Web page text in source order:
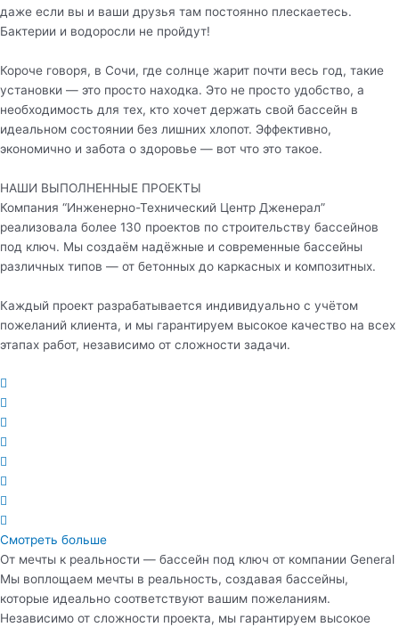
даже если вы и ваши друзья там постоянно плескаетесь.
Бактерии и водоросли не пройдут!
Короче говоря, в Сочи, где солнце жарит почти весь год, такие
установки — это просто находка. Это не просто удобство, а
необходимость для тех, кто хочет держать свой бассейн в
идеальном состоянии без лишних хлопот. Эффективно,
экономично и забота о здоровье — вот что это такое.
НАШИ ВЫПОЛНЕННЫЕ ПРОЕКТЫ
Компания “Инженерно-Технический Центр Дженерал”
реализовала более 130 проектов по строительству бассейнов
под ключ. Мы создаём надёжные и современные бассейны
различных типов — от бетонных до каркасных и композитных.
Каждый проект разрабатывается индивидуально с учётом
пожеланий клиента, и мы гарантируем высокое качество на всех
этапах работ, независимо от сложности задачи.
Смотреть больше
От мечты к реальности — бассейн под ключ от компании General
Мы воплощаем мечты в реальность, создавая бассейны,
которые идеально соответствуют вашим пожеланиям.
Независимо от сложности проекта, мы гарантируем высокое